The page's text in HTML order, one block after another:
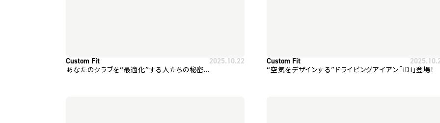
Custom Fit 2025.10.22
あなたのクラブを“最適化”する人たちの秘密...
Custom Fit
“空気をデザインする”ドライビングアイアン「iDi」登場！